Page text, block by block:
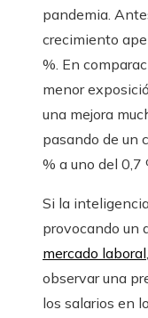
pandemia.
crecimiento
%. En
menor
una mejora
pasando de un
% a uno del 0,7
Si la
provocando un
mercado laboral
observar una
los salarios en